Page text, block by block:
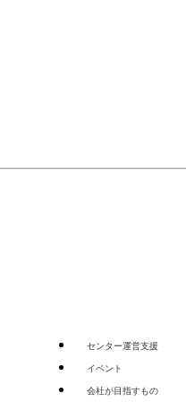
センター運営支援
イベント
会社が目指すもの